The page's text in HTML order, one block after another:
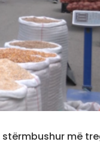
stërmbushur më